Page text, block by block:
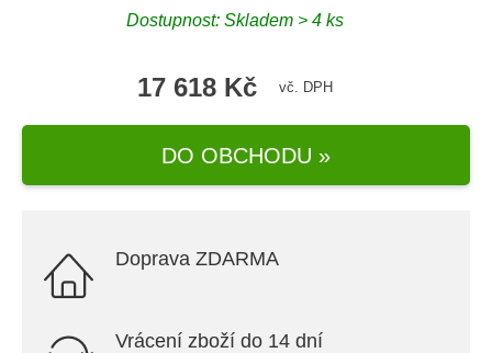
Dostupnost: Skladem > 4 ks
17 618 Kč vč. DPH
DO OBCHODU »
Doprava ZDARMA
Vrácení zboží do 14 dní